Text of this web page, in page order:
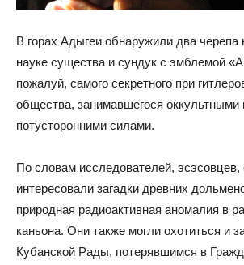
В горах Адыгеи обнаружили два черепа
науке существа и сундук с эмблемой
пожалуй, самого секретного при
общества, занимавшегося оккультными
потусторонними силами.
По словам исследователей, эсэсовцев,
интересовали загадки древних
природная радиоактивная аномалия в
каньона. Они также могли охотиться и
Кубанской Рады, потерявшимся в